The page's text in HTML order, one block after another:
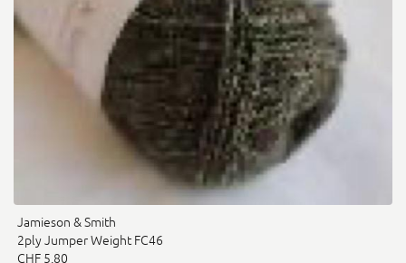
Jamieson & Smith
2ply Jumper Weight FC46
CHF 5.80